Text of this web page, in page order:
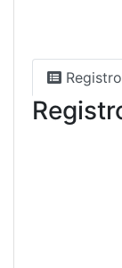
Registro